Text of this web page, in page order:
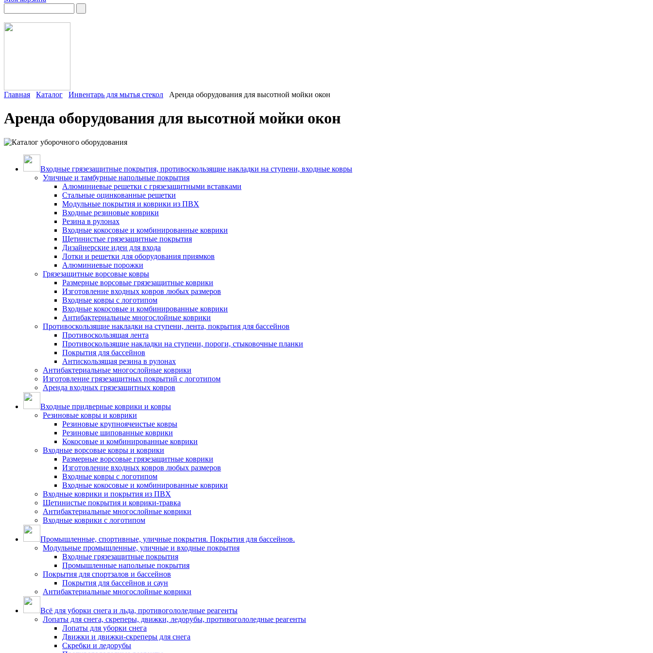
Главная Каталог Инвентарь для мытья стекол Аренда оборудования для высотной мойки окон
Аренда оборудования для высотной мойки окон
Входные грязезащитные покрытия, противоскользящие накладки на ступени, входные ковры
Уличные и тамбурные напольные покрытия
Алюминиевые решетки с грязезащитными вставками
Стальные оцинкованные решетки
Модульные покрытия и коврики из ПВХ
Входные резиновые коврики
Резина в рулонах
Входные кокосовые и комбинированные коврики
Щетинистые грязезащитные покрытия
Дизайнерские идеи для входа
Лотки и решетки для оборудования приямков
Алюминиевые порожки
Грязезащитные ворсовые ковры
Размерные ворсовые грязезащитные коврики
Изготовление входных ковров любых размеров
Входные ковры с логотипом
Входные кокосовые и комбинированные коврики
Антибактериальные многослойные коврики
Противоскользящие накладки на ступени, лента, покрытия для бассейнов
Противоскользящая лента
Противоскользящие накладки на ступени, пороги, стыковочные планки
Покрытия для бассейнов
Антискользящая резина в рулонах
Антибактериальные многослойные коврики
Изготовление грязезащитных покрытий с логотипом
Аренда входных грязезащитных ковров
Входные придверные коврики и ковры
Резиновые ковры и коврики
Резиновые крупноячеистые ковры
Резиновые шипованные коврики
Кокосовые и комбинированные коврики
Входные ворсовые ковры и коврики
Размерные ворсовые грязезащитные коврики
Изготовление входных ковров любых размеров
Входные ковры с логотипом
Входные кокосовые и комбинированные коврики
Входные коврики и покрытия из ПВХ
Щетинистые покрытия и коврики-травка
Антибактериальные многослойные коврики
Входные коврики с логотипом
Промышленные, спортивные, уличные покрытия. Покрытия для бассейнов.
Модульные промышленные, уличные и входные покрытия
Входные грязезащитные покрытия
Промышленные напольные покрытия
Покрытия для спортзалов и бассейнов
Покрытия для бассейнов и саун
Антибактериальные многослойные коврики
Всё для уборки снега и льда, противогололедные реагенты
Лопаты для снега, скреперы, движки, ледорубы, противогололедные реагенты
Лопаты для уборки снега
Движки и движки-скреперы для снега
Скребки и ледорубы